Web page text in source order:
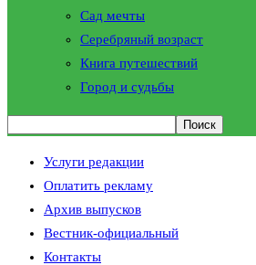
Сад мечты
Серебряный возраст
Книга путешествий
Город и судьбы
Услуги редакции
Оплатить рекламу
Архив выпусков
Вестник-официальный
Контакты